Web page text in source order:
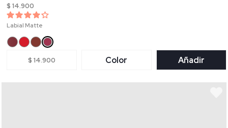
$ 14.900
Labial Matte
$ 14.900 Color Añadir